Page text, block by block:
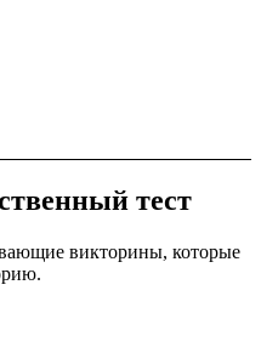
тест
викторины, которые